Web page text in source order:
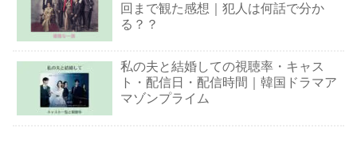
回まで観た感想｜犯人は何話で分か
る？？
私の夫と結婚しての視聴率・キャス
ト・配信日・配信時間｜韓国ドラマア
マゾンプライム